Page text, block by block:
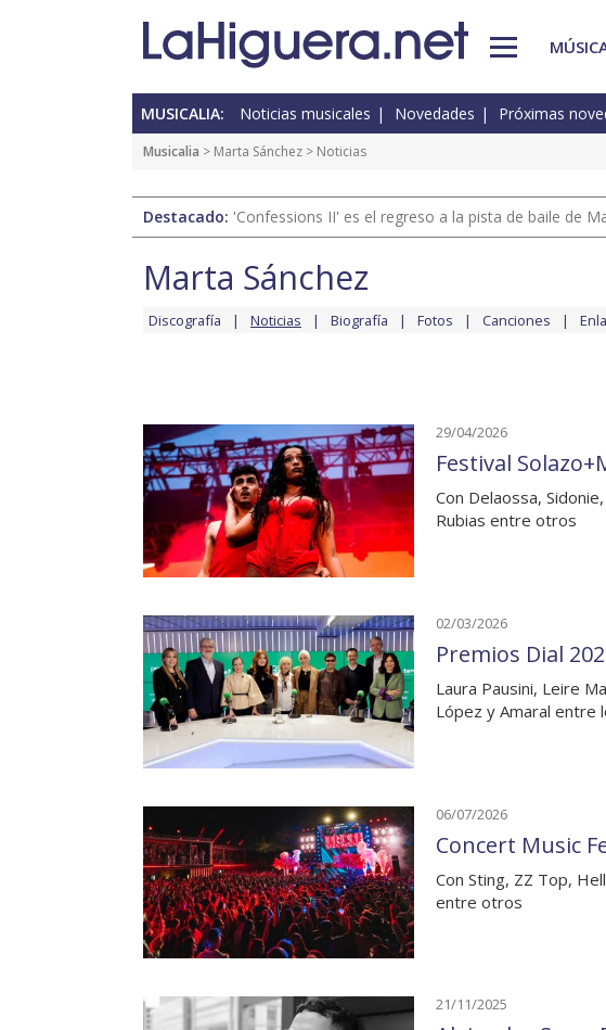
MUSICALIA: Noticias musicales Novedades Próximas
Musicalia > Marta Sánchez > Noticias
Destacado: 'Confessions II' es el regreso a la pista de baile de
Marta Sánchez
Discografía Noticias Biografía Fotos Canciones
29/04/2026
Festival
Con Delaossa,
Rubias entre otros
02/03/2026
Premios Dial
Laura Pausini, Leire
López y Amaral entre
06/07/2026
Concert Music
Con Sting, ZZ Top,
entre otros
21/11/2025